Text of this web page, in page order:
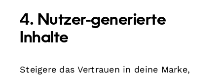
4. Nutzer-generierte
Inhalte
Steigere das Vertrauen in deine Marke,